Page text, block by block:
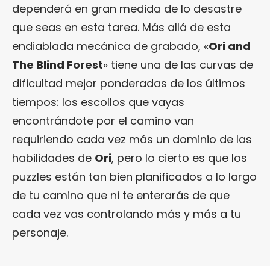
dependerá en gran medida de lo desastre
que seas en esta tarea. Más allá de esta
endiablada mecánica de grabado, «Ori and
The Blind Forest» tiene una de las curvas de
dificultad mejor ponderadas de los últimos
tiempos: los escollos que vayas
encontrándote por el camino van
requiriendo cada vez más un dominio de las
habilidades de Ori, pero lo cierto es que los
puzzles están tan bien planificados a lo largo
de tu camino que ni te enterarás de que
cada vez vas controlando más y más a tu
personaje.